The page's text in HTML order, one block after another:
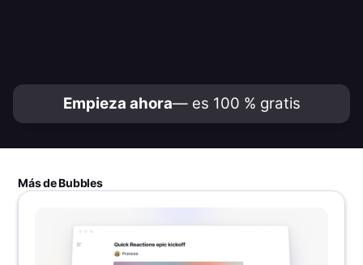
Empieza ahora— es 100 % gratis
Más de Bubbles